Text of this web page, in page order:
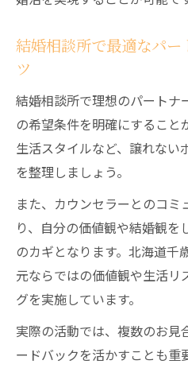
結婚相談所で最適なパー
ツ
結婚相談所で理想のパートナ
の希望条件を明確にすること
生活スタイルなど、譲れない
を整理しましょう。
また、カウンセラーとのコミ
り、自分の価値観や結婚観を
のカギとなります。北海道千
元ならではの価値観や生活リ
グを実施しています。
実際の活動では、複数のお見
ードバックを活かすことも重